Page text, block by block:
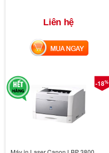
Liên hệ
MUA NGAY
-18%